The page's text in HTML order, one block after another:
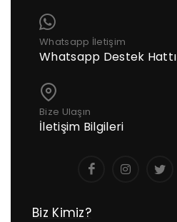
Whatsapp İletişim
Whatsapp Destek Hattı
Bize Ulaşın
İletişim Bilgileri
Biz Kimiz?